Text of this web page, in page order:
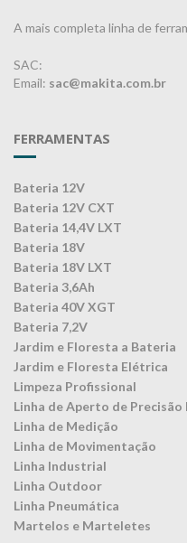
A mais completa linha de
SAC:
Email: sac@makita.com.br
FERRAMENTAS
Bateria 12V
Bateria 12V CXT
Bateria 14,4V LXT
Bateria 18V
Bateria 18V LXT
Bateria 3,6Ah
Bateria 40V XGT
Bateria 7,2V
Jardim e Floresta a Bateria
Jardim e Floresta Elétrica
Limpeza Profissional
Linha de Aperto de
Linha de Medição
Linha de Movimentação
Linha Industrial
Linha Outdoor
Linha Pneumática
Martelos e Marteletes